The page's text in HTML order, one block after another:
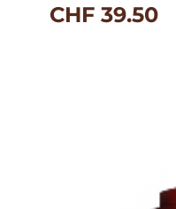
CHF 39.50